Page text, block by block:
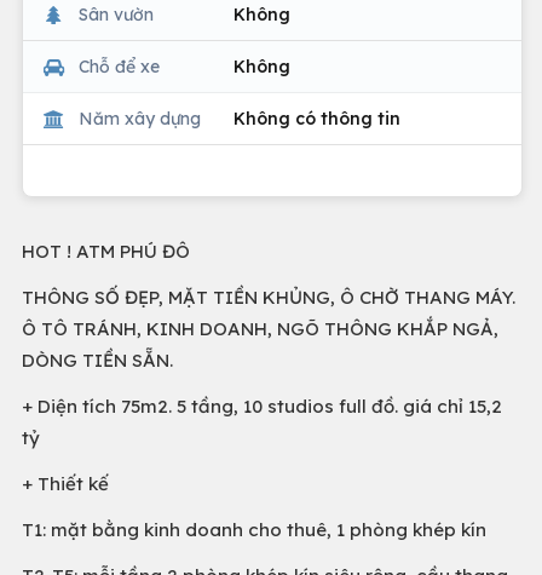
Sân vườn Không
Chỗ để xe Không
Năm xây dựng Không có thông tin
HOT ! ATM PHÚ ĐÔ
THÔNG SỐ ĐẸP, MẶT TIỀN KHỦNG, Ô CHỜ THANG MÁY.
Ô TÔ TRÁNH, KINH DOANH, NGÕ THÔNG KHẮP NGẢ,
DÒNG TIỀN SẴN.
+ Diện tích 75m2. 5 tầng, 10 studios full đồ. giá chỉ 15,2
tỷ
+ Thiết kế
T1: mặt bằng kinh doanh cho thuê, 1 phòng khép kín